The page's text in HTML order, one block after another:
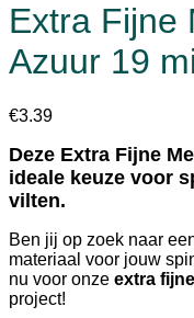
Extra Fijne
Azuur 19
€3.39
Deze Extra Fijne
ideale keuze voor
vilten.
Ben jij op zoek naar
materiaal voor jouw
nu voor onze extra
project!